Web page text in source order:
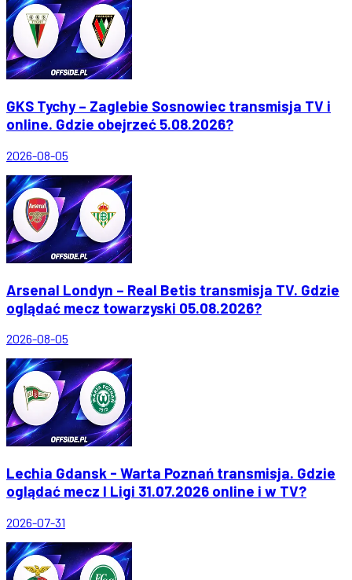
GKS Tychy – Zaglebie Sosnowiec transmisja TV i
online. Gdzie obejrzeć 5.08.2026?
2026-08-05
Arsenal Londyn – Real Betis transmisja TV. Gdzie
oglądać mecz towarzyski 05.08.2026?
2026-08-05
Lechia Gdansk - Warta Poznań transmisja. Gdzie
oglądać mecz I Ligi 31.07.2026 online i w TV?
2026-07-31